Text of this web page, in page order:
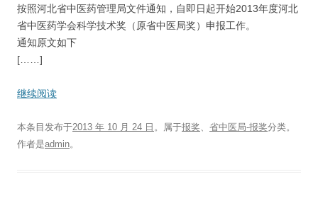
按照河北省中医药管理局文件通知，自即日起开始2013年度河北
省中医药学会科学技术奖（原省中医局奖）申报工作。
通知原文如下
[……]
继续阅读
本条目发布于2013 年 10 月 24 日 。属于报奖、 省中医局-报奖分类。
作者是admin。